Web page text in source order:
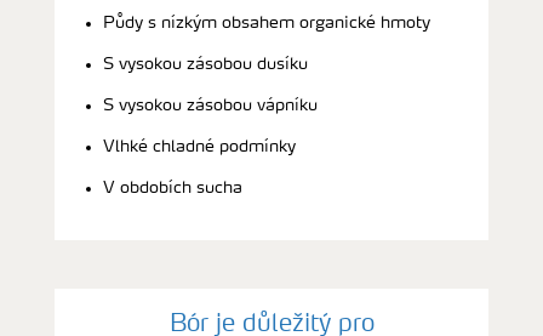
Půdy s nízkým obsahem organické hmoty
S vysokou zásobou dusíku
S vysokou zásobou vápníku
Vlhké chladné podmínky
V obdobích sucha
Bór je důležitý pro